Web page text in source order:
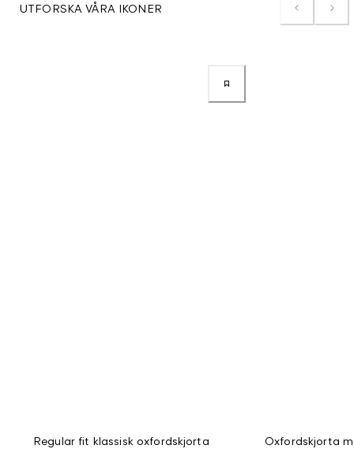
UTFORSKA VÅRA IKONER
Regular fit klassisk oxfordskjorta Oxfordskjorta